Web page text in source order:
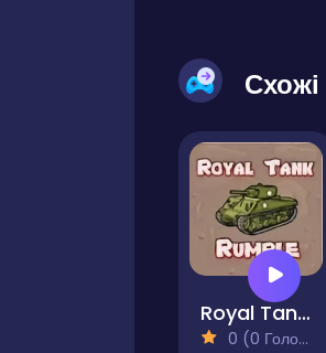
Схожі
Royal Tank Rumble
0 (0 Голосів)